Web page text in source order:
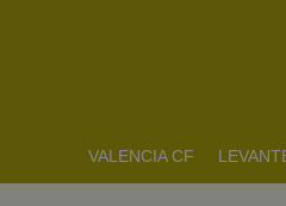
VALENCIA CF